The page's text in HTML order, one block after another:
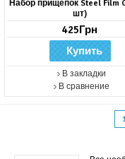
Набор прищепок Steel Film
шт)
425Грн
В закладки
В сравнение